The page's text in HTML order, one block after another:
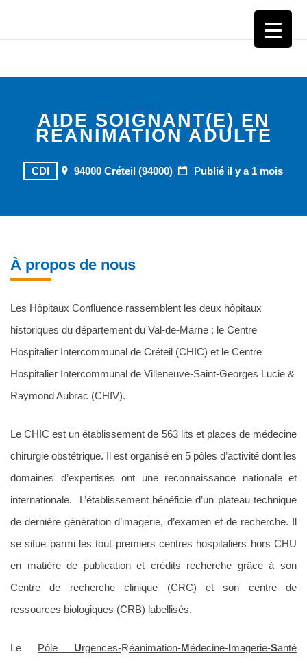
AIDE SOIGNANT(E) EN
RÉANIMATION ADULTE
CDI 94000 Créteil (94000) Publié il y a 1 mois
À propos de nous
Les Hôpitaux Confluence rassemblent les deux hôpitaux
historiques du département du Val-de-Marne : le Centre
Hospitalier Intercommunal de Créteil (CHIC) et le Centre
Hospitalier Intercommunal de Villeneuve-Saint-Georges Lucie &
Raymond Aubrac (CHIV).
Le CHIC est un établissement de 563 lits et places de médecine
chirurgie obstétrique. Il est organisé en 5 pôles d’activité dont les
domaines d’expertises ont une reconnaissance nationale et
internationale. L’établissement bénéficie d’un plateau technique
de dernière génération d’imagerie, d’examen et de recherche. Il
se situe parmi les tout premiers centres hospitaliers hors CHU
en matière de publication et crédits recherche grâce à son
Centre de recherche clinique (CRC) et son centre de
ressources biologiques (CRB) labellisés.
Le Pôle Urgences-Réanimation-Médecine-Imagerie-Santé